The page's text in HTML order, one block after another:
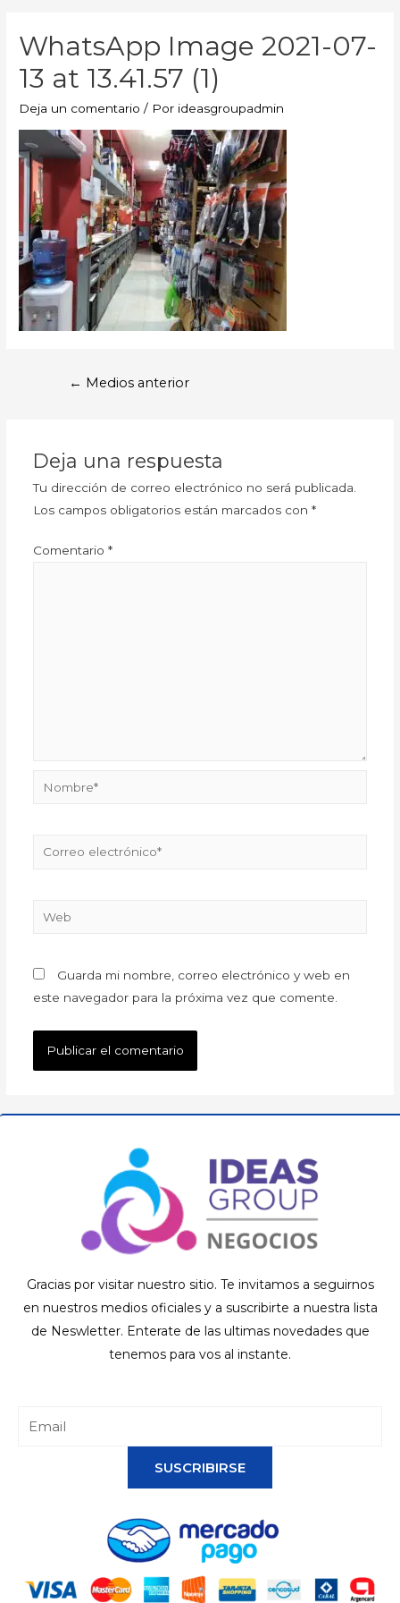
WhatsApp Image 2021-07-
13 at 13.41.57 (1)
Deja un comentario / Por ideasgroupadmin
← Medios anterior
Deja una respuesta
Tu dirección de correo electrónico no será publicada.
Los campos obligatorios están marcados con *
Comentario *
Guarda mi nombre, correo electrónico y web en
este navegador para la próxima vez que comente.
Gracias por visitar nuestro sitio. Te invitamos a seguirnos
en nuestros medios oficiales y a suscribirte a nuestra lista
de Neswletter. Enterate de las ultimas novedades que
tenemos para vos al instante.
SUSCRIBIRSE